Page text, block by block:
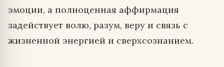
эмоции, а полноценная аффирмация
задействует волю, разум, веру и связь с
жизненной энергией и сверхсознанием.